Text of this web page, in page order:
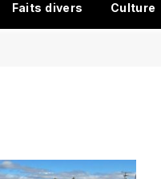
Faits divers Culture